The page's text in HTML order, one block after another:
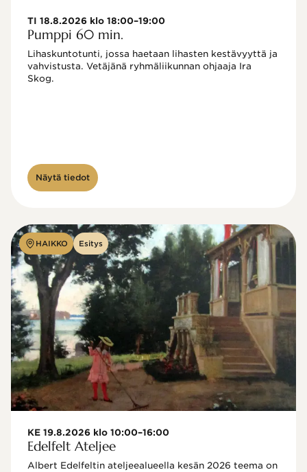
TI 18.8.2026 klo 18:00–19:00
Pumppi 60 min.
Lihaskuntotunti, jossa haetaan lihasten kestävyyttä ja
vahvistusta. Vetäjänä ryhmäliikunnan ohjaaja Ira
Skog.
Näytä tiedot
HAIKKO Esitys
KE 19.8.2026 klo 10:00–16:00
Edelfelt Ateljee
Albert Edelfeltin ateljeealueella kesän 2026 teema on